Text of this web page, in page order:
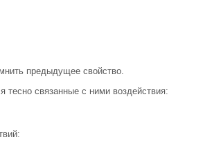
предыдущее свойство.
тесно связанные с ними воздействия: